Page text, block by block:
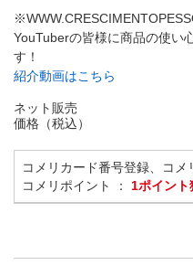
YouTuberの皆様に商品の使い
す！
紹介動画はこちら
ネット販売
価格（税込）
コメリカード番号登録、コ
コメリポイント ： 1ポイント